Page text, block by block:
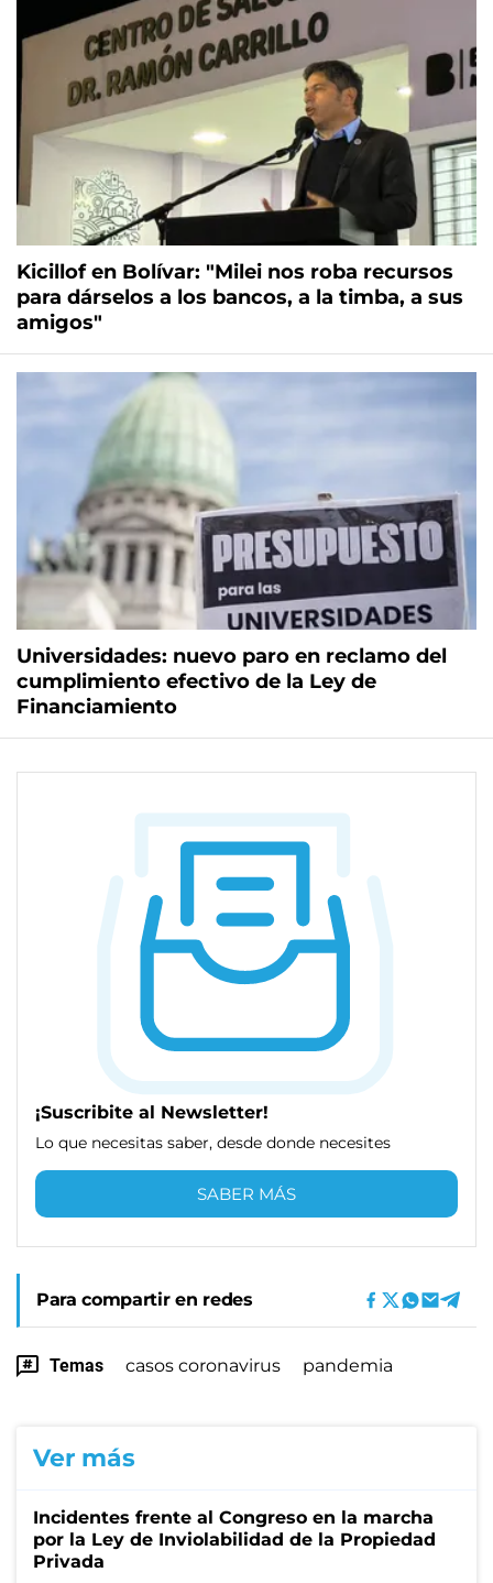
Kicillof en Bolívar: "Milei nos roba recursos
para dárselos a los bancos, a la timba, a sus
amigos"
Universidades: nuevo paro en reclamo del
cumplimiento efectivo de la Ley de
Financiamiento
¡Suscribite al Newsletter!
Lo que necesitas saber, desde donde necesites
SABER MÁS
Para compartir en redes
Temas casos coronavirus pandemia
Ver más
Incidentes frente al Congreso en la marcha
por la Ley de Inviolabilidad de la Propiedad
Privada